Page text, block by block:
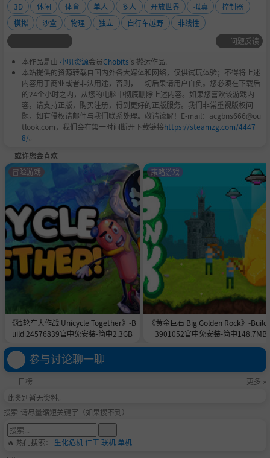
Races, Trick Attacks, Secret Gaps, Tech Attacks and more
to push your riding abilities to their limit. There’s hours a
nd hours of gameplay to take on. Just don’t expect it to
be a walk in the park.
Better with Friends
Get after it with your friends. Session with up to 3 friends
anywhere in The World.
We built BMX Streets to be the ultimate BMX video game
experience, but we aren’t stopping there… we can’t
wait to show you what we have in the pipeline. Look out f
or updates coming soon.
Key Features
Physics Based BMX Riding
Diverse set of Challenges and Gameplay
Modern Control System
Replay Editor
Tweak System
BMX Customization
Pro Riders
Free Running
Open World
Day-Night Cycles
Player Stats Menu
Online Multi-Player
3D 休闲 体育 单人 多人 开放世界 拟真
控制器
模拟
沙盒 物理 独立 自行车越野
非线性
问题反馈
本作品是由 小叽资源会员Chobits's 搬运作品.
本站提供的资源转载自国内外各大媒体和网络，仅供试玩体验；不得将上述
内容用于商业或者非法用途，否则，一切后果请用户自负。您必须在下载后
的24个小时之内，从您的电脑中彻底删除上述内容。如果您喜欢该游戏内
容，请支持正版，购买注册，得到更好的正版服务。我们非常重视版权问
题，如有侵权请邮件与我们联系处理。敬请谅解！E-mail：acgbns666@ou
tlook.com，我们会在第一时间断开下载链接https://steamzg.com/4447
8/。
或许您会喜欢
《独轮车大作战 Unicycle Together》-B
uild 24576839官中免安装-简中2.3GB
冒险游戏
《黄金巨石 Big Golden Rock》-Build
3901052官中免安装-简中148.7MB
策略游戏
参与讨论聊一聊
日榜
更多 »
此类别暂无资料。
搜索-请尽量缩短关键字（如果搜不到）
🔥 热门搜索： 生化危机仁王 联机单机